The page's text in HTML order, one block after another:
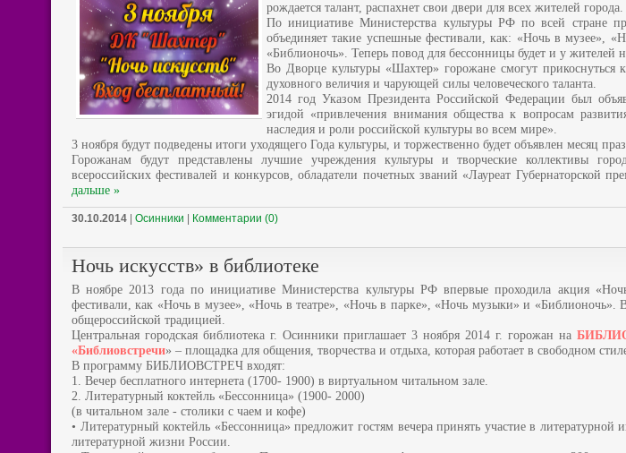
рождается талант, распахнет свои двери для всех жителей города.
По инициативе Министерства культуры РФ по всей стране
объединяет такие успешные фестивали, как: «Ночь в музее»,
«Библионочь». Теперь повод для бессонницы будет и у жителей
Во Дворце культуры «Шахтер» горожане смогут прикоснуться
духовного величия и чарующей силы человеческого таланта.
2014 год Указом Президента Российской Федерации был
эгидой «привлечения внимания общества к вопросам
наследия и роли российской культуры во всем мире».
3 ноября будут подведены итоги уходящего Года культуры, и торжественно будет объявлен месяц
Горожанам будут представлены лучшие учреждения культуры и творческие коллективы
всероссийских фестивалей и конкурсов, обладатели почетных званий «Лауреат Губернаторской
дальше »
30.10.2014 Осинники Комментарии (0)
Ночь искусств» в библиотеке
В ноябре 2013 года по инициативе Министерства культуры РФ впервые проходила акция
фестивали, как «Ночь в музее», «Ночь в театре», «Ночь в парке», «Ночь музыки» и «Библионочь».
общероссийской традицией.
Центральная городская библиотека г. Осинники приглашает 3 ноября 2014 г. горожан на
«Библиовстречи» – площадка для общения, творчества и отдыха, которая работает в свободном
В программу БИБЛИОВСТРЕЧ входят:
1. Вечер бесплатного интернета (1700- 1900) в виртуальном читальном зале.
2. Литературный коктейль «Бессонница» (1900- 2000)
(в читальном зале - столики с чаем и кофе)
• Литературный коктейль «Бессонница» предложит гостям вечера принять участие в литературной
литературной жизни России.